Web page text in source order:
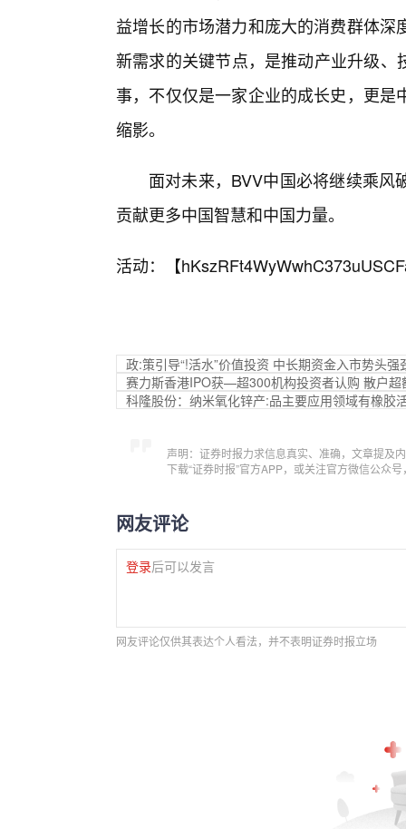
益增长的市场潜力和庞大的消费群体
新需求的关键节点，是推动产业升级
事，不仅仅是一家企业的成长史，更
缩影。
面对未来，BVV中国必将继续乘
贡献更多中国智慧和中国力量。
活动：【
政:策引导“!活水”价值投资 中长期资金入市势头强
赛力斯香港IPO获—超300机构投资者认购 散户超
科隆股份：纳米氧化锌产:品主要应用领域有橡胶
声明：证券时报力求信息真实、准确，文章提及
下载“证券时报”官方APP，或关注官方微信公众
网友评论
登录后可以发言
网友评论仅供其表达个人看法，并不表明证券时报立场